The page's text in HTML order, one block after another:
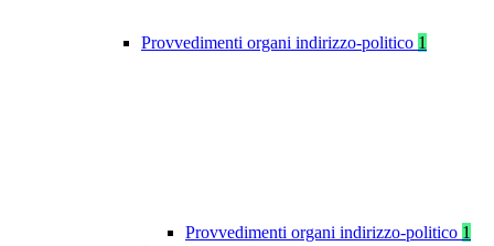
Provvedimenti organi indirizzo-politico 1
Provvedimenti organi indirizzo-politico 1